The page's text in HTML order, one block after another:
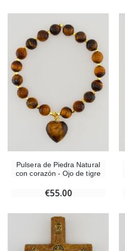
Pulsera de Piedra Natural
con corazón - Ojo de tigre
€55.00